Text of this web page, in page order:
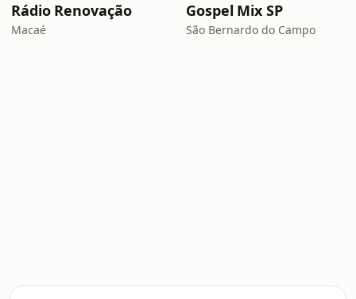
Rádio Renovação
Macaé
Gospel Mix SP
São Bernardo do Campo